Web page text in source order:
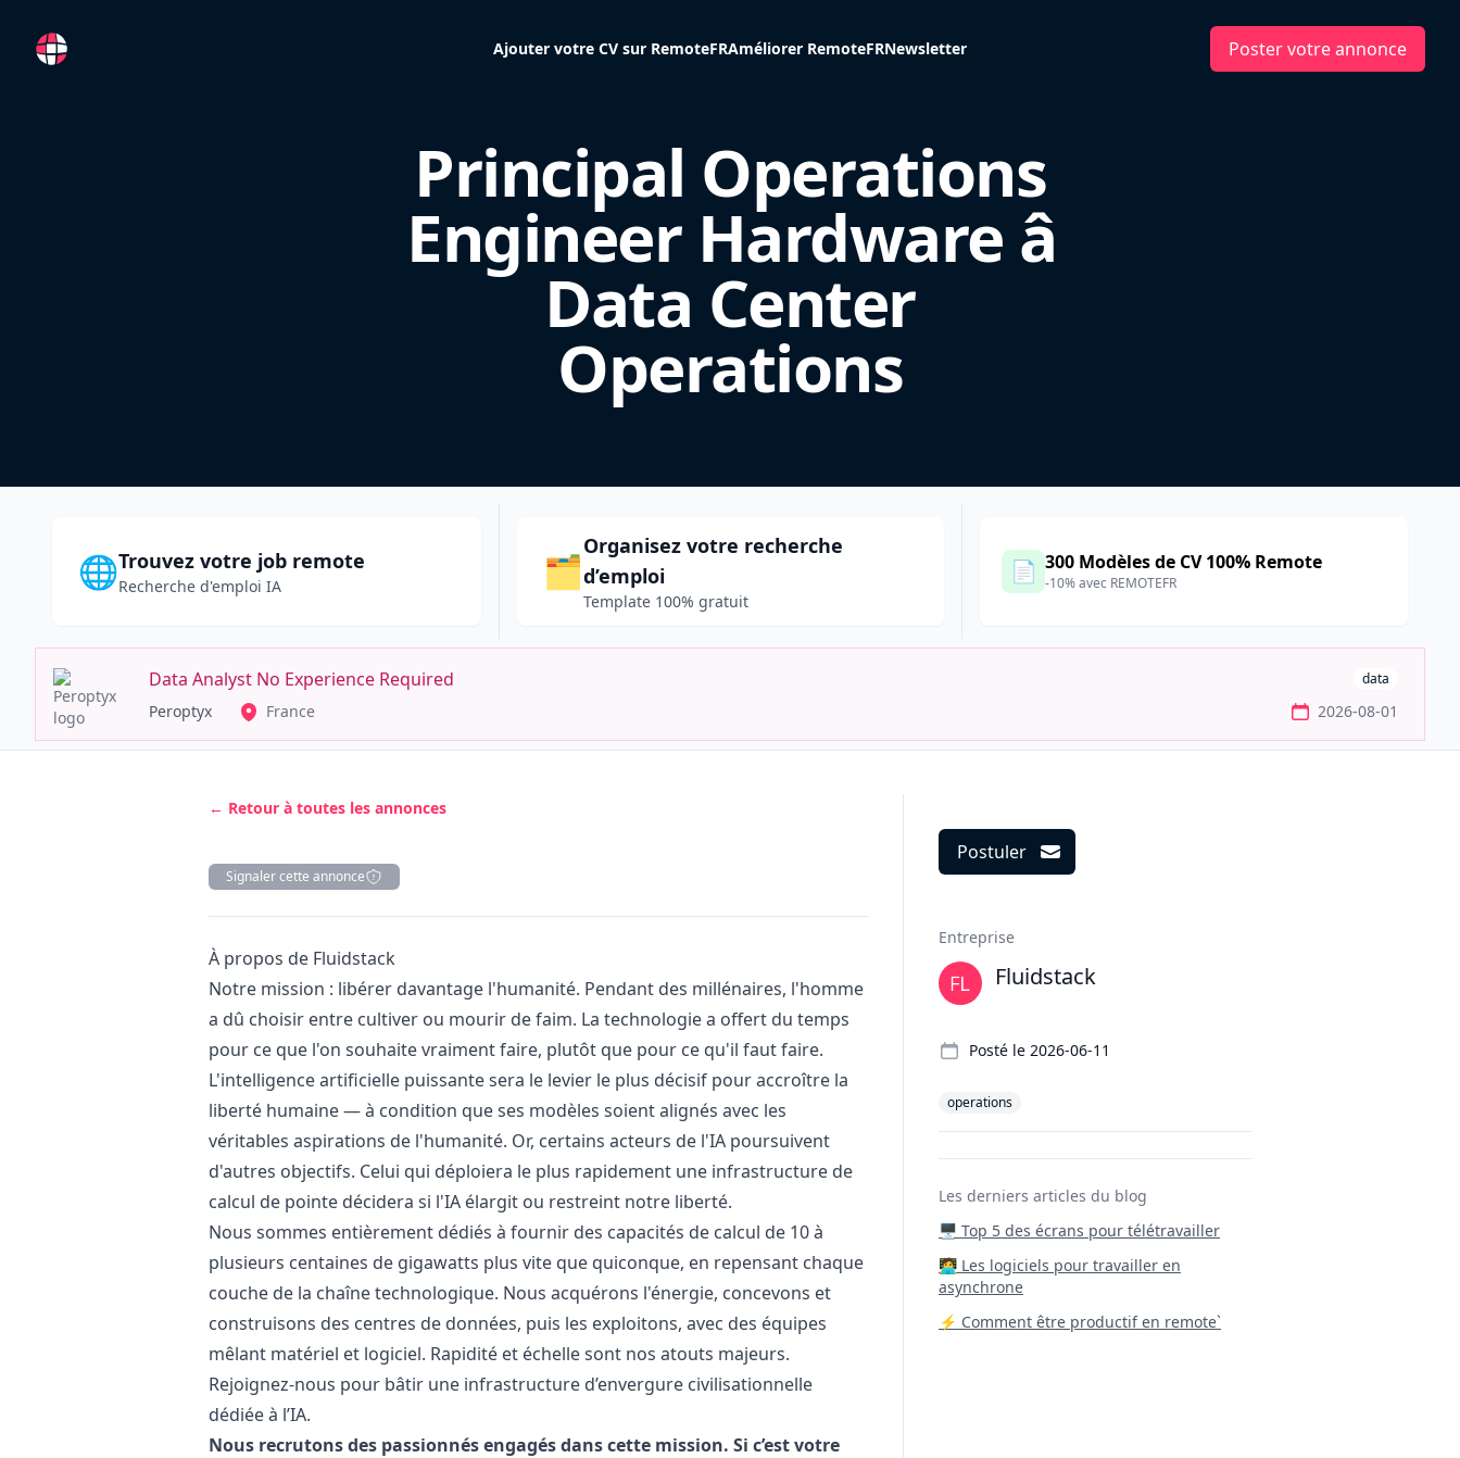
RemoteFR Ajouter votre CV sur RemoteFRAméliorer RemoteFRNewsletter Poster votre annonce
Principal Operations
Engineer Hardware â
Data Center
Operations
🌐Trouvez votre job remote
Recherche d'emploi IA 🗂️
Organisez votre recherche
d’emploi
Template 100% gratuit
📄 300 Modèles de CV 100% Remote
-10% avec REMOTEFR
Data Analyst No Experience Required data
Peroptyx France 2026-08-01
← Retour à toutes les annonces
Signaler cette annonce
Description
À propos de Fluidstack
Notre mission : libérer davantage l'humanité. Pendant des millénaires, l'homme
a dû choisir entre cultiver ou mourir de faim. La technologie a offert du temps
pour ce que l'on souhaite vraiment faire, plutôt que pour ce qu'il faut faire.
L'intelligence artificielle puissante sera le levier le plus décisif pour accroître la
liberté humaine — à condition que ses modèles soient alignés avec les
véritables aspirations de l'humanité. Or, certains acteurs de l'IA poursuivent
d'autres objectifs. Celui qui déploiera le plus rapidement une infrastructure de
calcul de pointe décidera si l'IA élargit ou restreint notre liberté.
Nous sommes entièrement dédiés à fournir des capacités de calcul de 10 à
plusieurs centaines de gigawatts plus vite que quiconque, en repensant chaque
couche de la chaîne technologique. Nous acquérons l'énergie, concevons et
construisons des centres de données, puis les exploitons, avec des équipes
mêlant matériel et logiciel. Rapidité et échelle sont nos atouts majeurs.
Rejoignez-nous pour bâtir une infrastructure d’envergure civilisationnelle
dédiée à l’IA.
Nous recrutons des passionnés engagés dans cette mission. Si c’est votre
Postuler
Entreprise
Fluidstack
Posté le 2026-06-11
operations
Les derniers articles du blog
🖥️ Top 5 des écrans pour télétravailler
‍🧑‍💻 Les logiciels pour travailler en
asynchrone
⚡ Comment être productif en remote`